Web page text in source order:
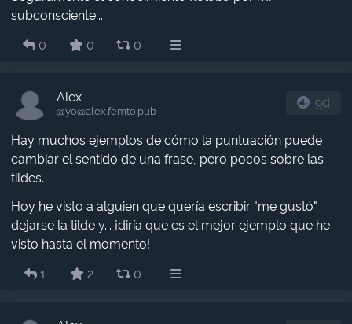
subconsciente...
0
0 0
Alex
@yo​@alex.femto.pub
9d
Hay muchos ejemplos de cómo la puntuación puede
cambiar el sentido de una frase, pero pocos sobre las
tildes.
Hoy he visto a alguien que quería escribir "me gustó"
dejarse la tilde y... ¡diría que es el mejor ejemplo que he
visto hasta el momento!
1
2 0